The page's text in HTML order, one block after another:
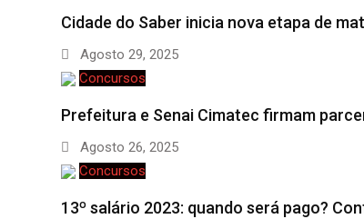
Cidade do Saber inicia nova etapa de
Agosto 29, 2025
Concursos
Prefeitura e Senai Cimatec firmam
Agosto 26, 2025
Concursos
13º salário 2023: quando será pago?